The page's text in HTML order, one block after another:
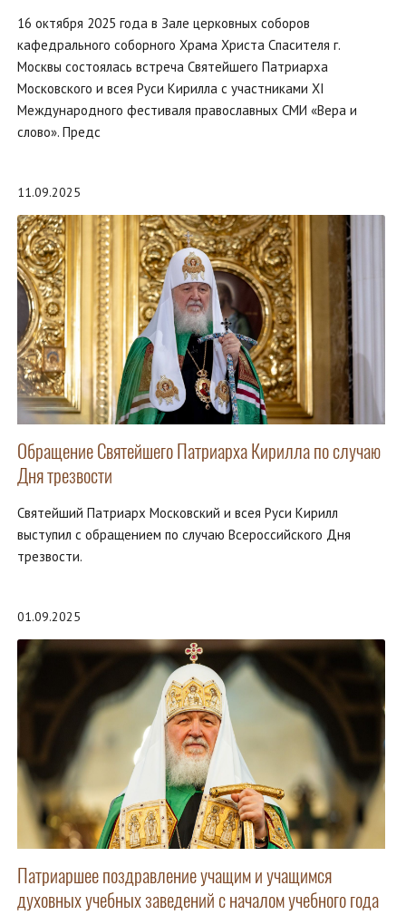
16 октября 2025 года в Зале церковных соборов
кафедрального соборного Храма Христа Спасителя г.
Москвы состоялась встреча Святейшего Патриарха
Московского и всея Руси Кирилла с участниками XI
Международного фестиваля православных СМИ «Вера и
слово». Предс
11.09.2025
Обращение Святейшего Патриарха Кирилла по случаю
Дня трезвости
Святейший Патриарх Московский и всея Руси Кирилл
выступил с обращением по случаю Всероссийского Дня
трезвости.
01.09.2025
Патриаршее поздравление учащим и учащимся
духовных учебных заведений с началом учебного года